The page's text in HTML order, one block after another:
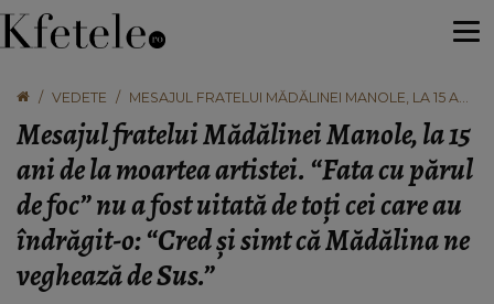
VEDETE
MESAJUL FRATELUI MĂDĂLINEI MANOLE, LA 15 ANI
FOC” NU A FOST UITATĂ DE TOȚI CEI CARE AU
ÎNDRĂGIT-O: “CRED ȘI SIMT CĂ MĂDĂLINA NE
VEGHEAZĂ DE SUS.”
Mesajul fratelui Mădălinei Manole, la 15
ani de la moartea artistei. “Fata cu părul
de foc” nu a fost uitată de toți cei care au
îndrăgit-o: “Cred și simt că Mădălina ne
veghează de Sus.”